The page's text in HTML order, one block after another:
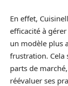
En effet,
efficacité à
un modèle plus
frustration. Cela
parts de
réévaluer ses